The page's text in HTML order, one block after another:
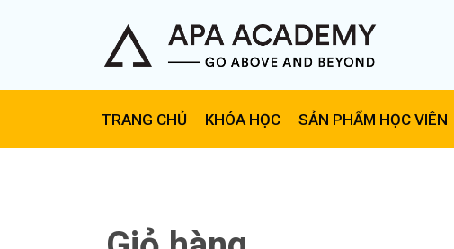
TRANG CHỦ KHÓA HỌC SẢN PHẨM HỌC VIÊN